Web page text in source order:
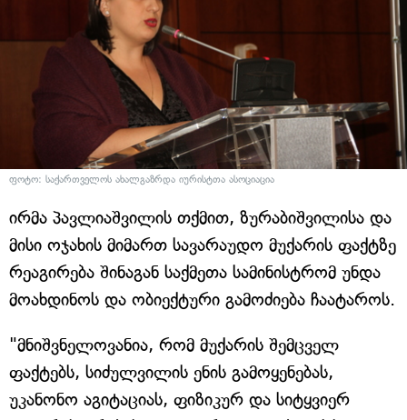
ფოტო: საქართველოს ახალგაზრდა იურისტთა ასოციაცია
ირმა პავლიაშვილის თქმით, ზურაბიშვილისა და
მისი ოჯახის მიმართ სავარაუდო მუქარის ფაქტზე
რეაგირება შინაგან საქმეთა სამინისტრომ უნდა
მოახდინოს და ობიექტური გამოძიება ჩაატაროს.
"მნიშვნელოვანია, რომ მუქარის შემცველ
ფაქტებს, სიძულვილის ენის გამოყენებას,
უკანონო აგიტაციას, ფიზიკურ და სიტყვიერ